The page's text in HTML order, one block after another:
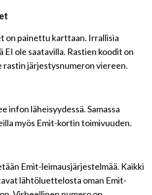
on painettu karttaan. Irrallisia
ole saatavilla. Rastien koodit on
järjestysnumeron viereen.
infon läheisyydessä. Samassa
myös Emit-kortin toimivuuden.
Emit-leimausjärjestelmää. Kaikki
lähtöluettelosta oman Emit-